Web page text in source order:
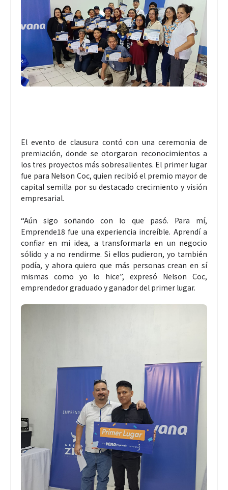
El evento de clausura contó con una ceremonia de
premiación, donde se otorgaron reconocimientos a
los tres proyectos más sobresalientes. El primer lugar
fue para Nelson Coc, quien recibió el premio mayor de
capital semilla por su destacado crecimiento y visión
empresarial.
“Aún sigo soñando con lo que pasó. Para mí,
Emprende18 fue una experiencia increíble. Aprendí a
confiar en mi idea, a transformarla en un negocio
sólido y a no rendirme. Si ellos pudieron, yo también
podía, y ahora quiero que más personas crean en sí
mismas como yo lo hice”, expresó Nelson Coc,
emprendedor graduado y ganador del primer lugar.